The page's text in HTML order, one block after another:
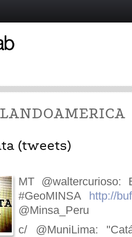
(tweets)
MT @waltercurioso:
#GeoMINSA http://
@Minsa_Peru
c/ @MuniLima: